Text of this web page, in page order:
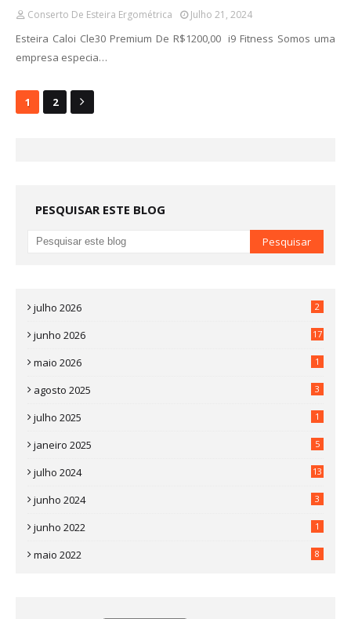
Conserto De Esteira Ergométrica Julho 21, 2024
Esteira Caloi Cle30 Premium De R$1200,00 i9 Fitness Somos uma
empresa especia…
1 2
PESQUISAR ESTE BLOG
julho 2026 2
junho 2026 17
maio 2026 1
agosto 2025 3
julho 2025 1
janeiro 2025 5
julho 2024 13
junho 2024 3
junho 2022 1
maio 2022 8